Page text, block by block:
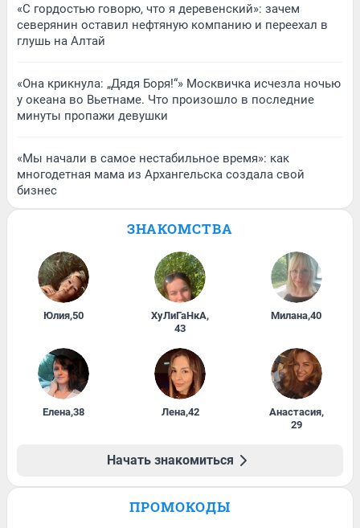
«С гордостью говорю, что я деревенский»: зачем
северянин оставил нефтяную компанию и переехал в
глушь на Алтай
«Она крикнула: „Дядя Боря!“» Москвичка исчезла ночью
у океана во Вьетнаме. Что произошло в последние
минуты пропажи девушки
«Мы начали в самое нестабильное время»: как
многодетная мама из Архангельска создала свой
бизнес
ЗНАКОМСТВА
Юлия,50 ХуЛиГаНкА,
43
Милана,40
Елена,38 Лена,42 Анастасия,
29
Начать знакомиться
ПРОМОКОДЫ